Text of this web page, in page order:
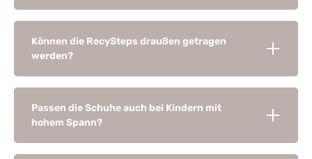
Können die RecySteps draußen getragen
werden?
Passen die Schuhe auch bei Kindern mit
hohem Spann?